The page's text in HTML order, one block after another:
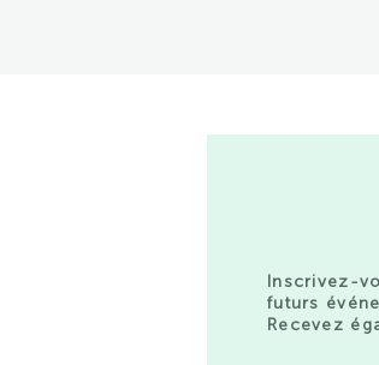
Inscrivez-
futurs
Recevez